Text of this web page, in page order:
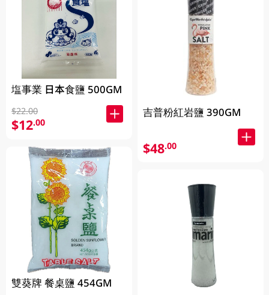
塩事業 日本食鹽 500GM
$22.00
$12.00
雙葵牌 餐桌鹽 454GM
吉普粉紅岩鹽 390GM
$48.00